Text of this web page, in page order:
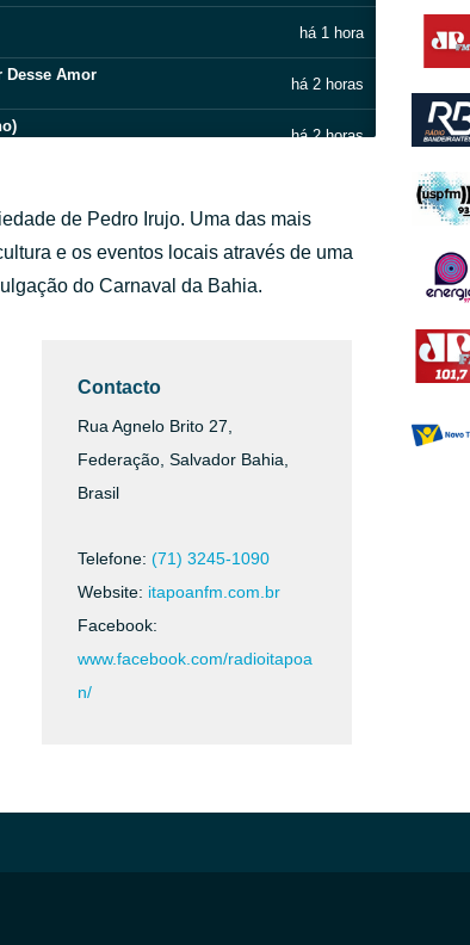
há 1 hora
Desse Amor
há 2 horas
há 2 horas
de Pedro Irujo. Uma das mais
e os eventos locais através de uma
do Carnaval da Bahia.
Contacto
Rua Agnelo Brito 27,
Federação, Salvador Bahia,
Brasil
Telefone: (71) 3245-1090
Website: itapoanfm.com.br
Facebook:
www.facebook.com/radioitapoa
n/